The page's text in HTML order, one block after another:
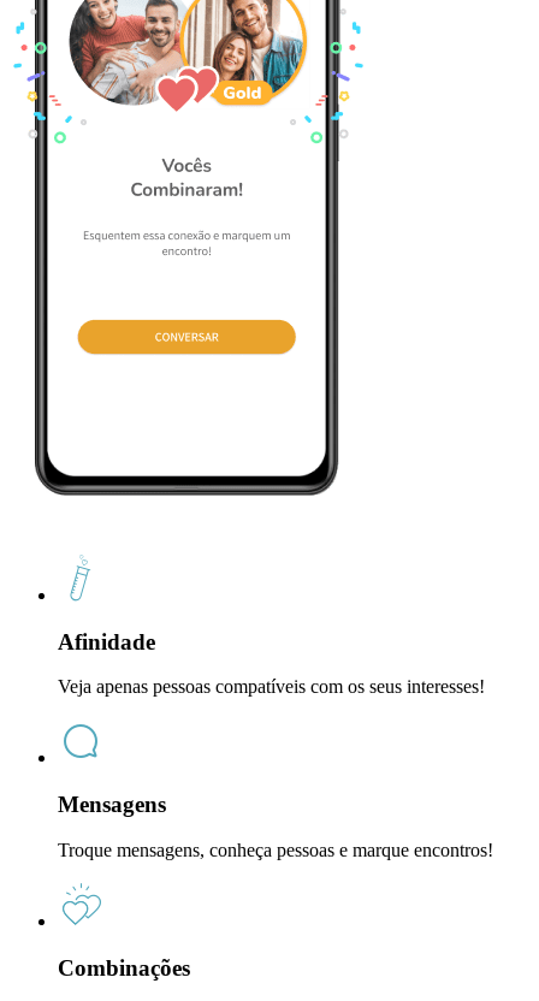
Afinidade
Veja apenas pessoas compatíveis com os seus interesses!
Mensagens
Troque mensagens, conheça pessoas e marque encontros!
Combinações